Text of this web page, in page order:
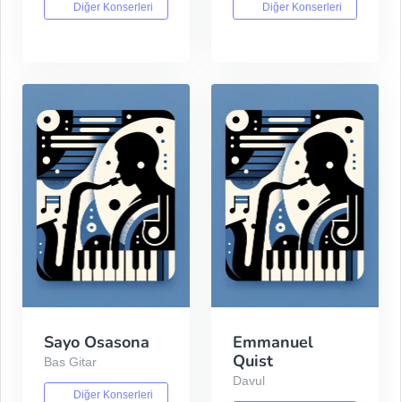
Diğer Konserleri Diğer Konserleri
Sayo Osasona
Bas Gitar
Diğer Konserleri
Emmanuel
Quist
Davul